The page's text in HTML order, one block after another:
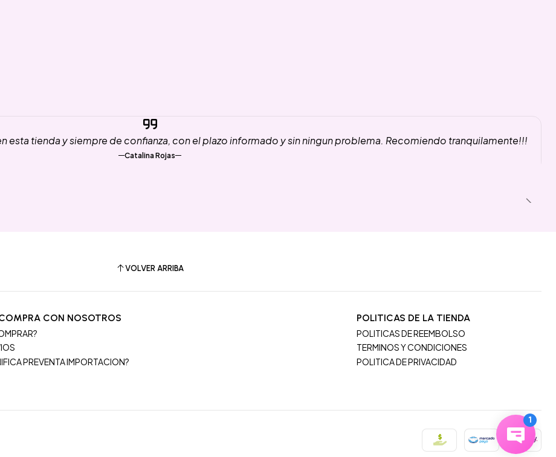
esta tienda y siempre de confianza, con el plazo informado y sin ningun problema. Recomiendo tranquilamente!!!
Catalina Rojas
VOLVER ARRIBA
CON NOSOTROS
PREVENTA IMPORTACION?
POLITICAS DE LA TIENDA
POLITICAS DE REEMBOLSO
TERMINOS Y CONDICIONES
POLITICA DE PRIVACIDAD